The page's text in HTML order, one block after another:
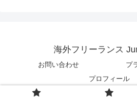
海外フリーランス
お問い合わせ
プ
プロフィール
© 2018 海外フリーランス